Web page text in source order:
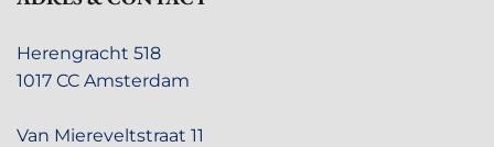
Herengracht 518
1017 CC Amsterdam
Van Miereveltstraat 11